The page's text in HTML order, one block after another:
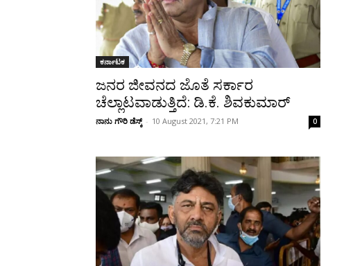
ಕರ್ನಾಟಕ
ಜನರ ಜೀವನದ ಜೊತೆ ಸರ್ಕಾರ
ಚೆಲ್ಲಾಟವಾಡುತ್ತಿದೆ: ಡಿ.ಕೆ. ಶಿವಕುಮಾರ್
ನಾನು ಗೌರಿ ಡೆಸ್ಕ್ - 10 August 2021, 7:21 PM 0